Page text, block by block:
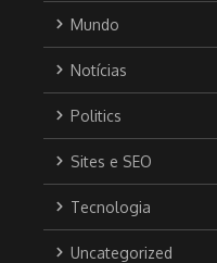
Mundo
Notícias
Politics
Sites e SEO
Tecnologia
Uncategorized